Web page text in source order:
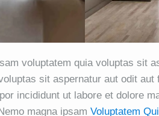
voluptatem quia voluptas sit
sit aspernatur aut odit
incididunt ut labore et dolore
magna ipsamVoluptatem